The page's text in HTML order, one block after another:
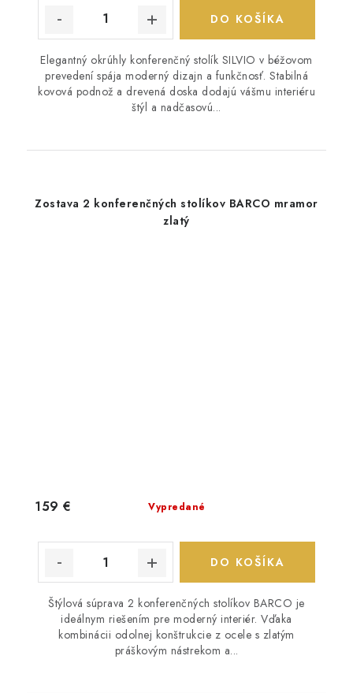
DO KOŠÍKA
Elegantný okrúhly konferenčný stolík SILVIO v béžovom
prevedení spája moderný dizajn a funkčnosť. Stabilná
kovová podnož a drevená doska dodajú vášmu interiéru
štýl a nadčasovú...
Zostava 2 konferenčných stolíkov BARCO mramor
zlatý
Vypredané
159 €
DO KOŠÍKA
Štýlová súprava 2 konferenčných stolíkov BARCO je
ideálnym riešením pre moderný interiér. Vďaka
kombinácii odolnej konštrukcie z ocele s zlatým
práškovým nástrekom a...